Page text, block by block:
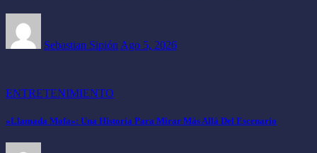
Sebastian Sipión Ago 5, 2026
ENTRETENIMIENTO
«Llamada Mofa»: Una Historia Para Mirar Más Allá Del Escenario